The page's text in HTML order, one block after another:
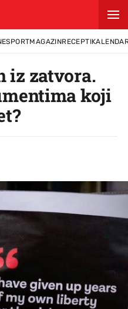
SPORTMAGAZINRECEPTI
iz zatvora.
koji